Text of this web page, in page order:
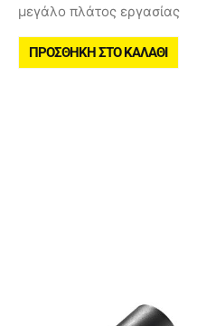
μεγάλο πλάτος εργασίας
ΠΡΟΣΘΉΚΗ ΣΤΟ ΚΑΛΆΘΙ